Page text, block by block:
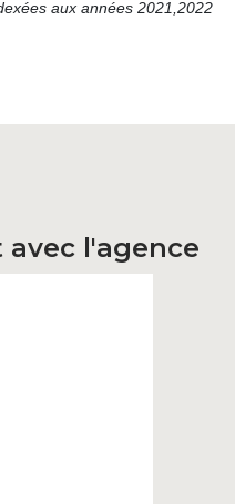
aux années 2021,2022
l'agence